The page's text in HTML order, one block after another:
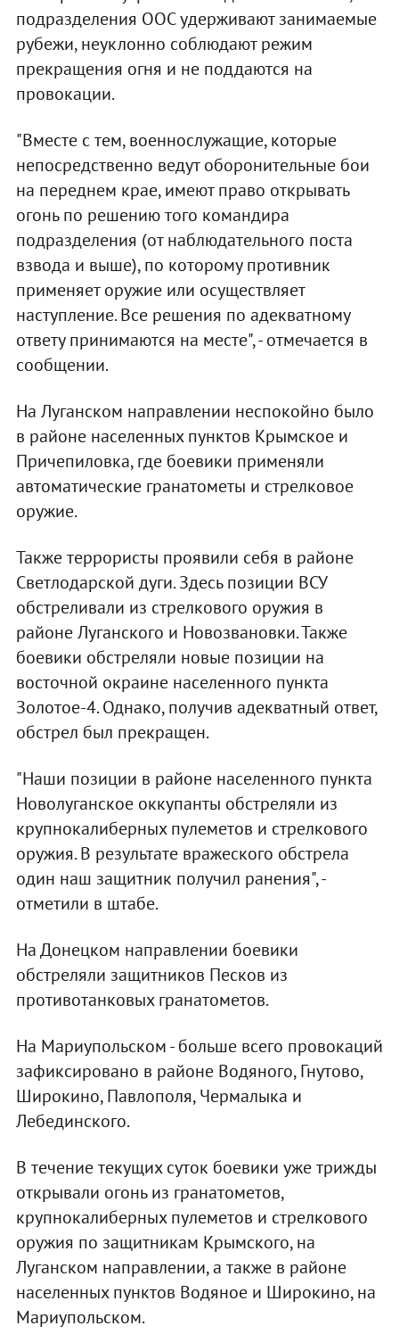
подразделения ООС удерживают занимаемые
рубежи, неуклонно соблюдают режим
прекращения огня и не поддаются на
провокации.
"Вместе с тем, военнослужащие, которые
непосредственно ведут оборонительные бои
на переднем крае, имеют право открывать
огонь по решению того командира
подразделения (от наблюдательного поста
взвода и выше), по которому противник
применяет оружие или осуществляет
наступление. Все решения по адекватному
ответу принимаются на месте", - отмечается в
сообщении.
На Луганском направлении неспокойно было
в районе населенных пунктов Крымское и
Причепиловка, где боевики применяли
автоматические гранатометы и стрелковое
оружие.
Также террористы проявили себя в районе
Светлодарской дуги. Здесь позиции ВСУ
обстреливали из стрелкового оружия в
районе Луганского и Новозвановки. Также
боевики обстреляли новые позиции на
восточной окраине населенного пункта
Золотое-4. Однако, получив адекватный ответ,
обстрел был прекращен.
"Наши позиции в районе населенного пункта
Новолуганское оккупанты обстреляли из
крупнокалиберных пулеметов и стрелкового
оружия. В результате вражеского обстрела
один наш защитник получил ранения", -
отметили в штабе.
На Донецком направлении боевики
обстреляли защитников Песков из
противотанковых гранатометов.
На Мариупольском - больше всего провокаций
зафиксировано в районе Водяного, Гнутово,
Широкино, Павлополя, Чермалыка и
Лебединского.
В течение текущих суток боевики уже трижды
открывали огонь из гранатометов,
крупнокалиберных пулеметов и стрелкового
оружия по защитникам Крымского, на
Луганском направлении, а также в районе
населенных пунктов Водяное и Широкино, на
Мариупольском.